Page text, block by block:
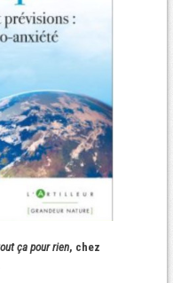
ça pour rien, chez